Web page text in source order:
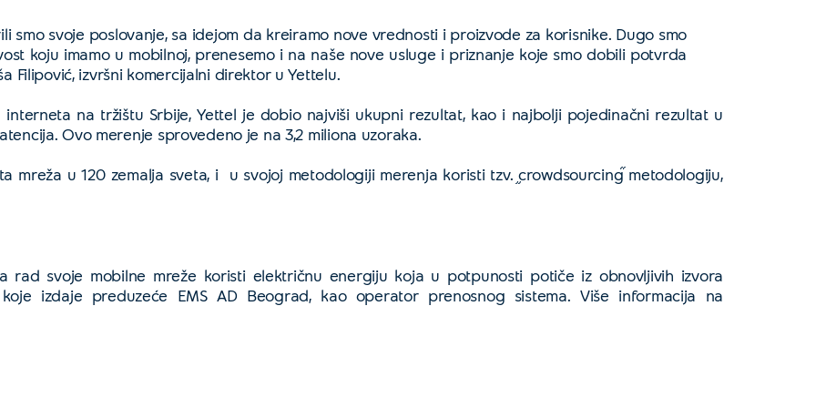
smo svoje poslovanje, sa idejom da kreiramo nove vrednosti i proizvode za korisnike. Dugo smo
koju imamo u mobilnoj, prenesemo i na naše nove usluge i priznanje koje smo dobili potvrda
Filipović, izvršni komercijalni direktor u Yettelu.
na tržištu Srbije, Yettel je dobio najviši ukupni rezultat, kao i najbolji pojedinačni rezultat u
Ovo merenje sprovedeno je na 3,2 miliona uzoraka.
mreža u 120 zemalja sveta, i u svojoj metodologiji merenja koristi tzv.crowdsourcingmetodologiju,
rad svoje mobilne mreže koristi električnu energiju koja u potpunosti potiče iz obnovljivih izvora
izdaje preduzeće EMS AD Beograd, kao operator prenosnog sistema. Više informacija na